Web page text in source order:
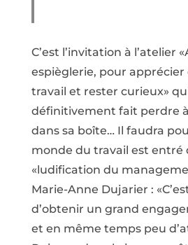
C’est l’invitation à l’atelier
espièglerie, pour apprécier
travail et rester curieux»
définitivement fait perdre
dans sa boîte… Il faudra
monde du travail est entré
«ludification du
Marie-Anne Dujarier :
d’obtenir un grand
et en même temps peu